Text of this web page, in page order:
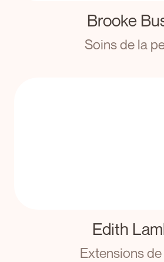
Brooke
Soins de la
Edith
Extensions